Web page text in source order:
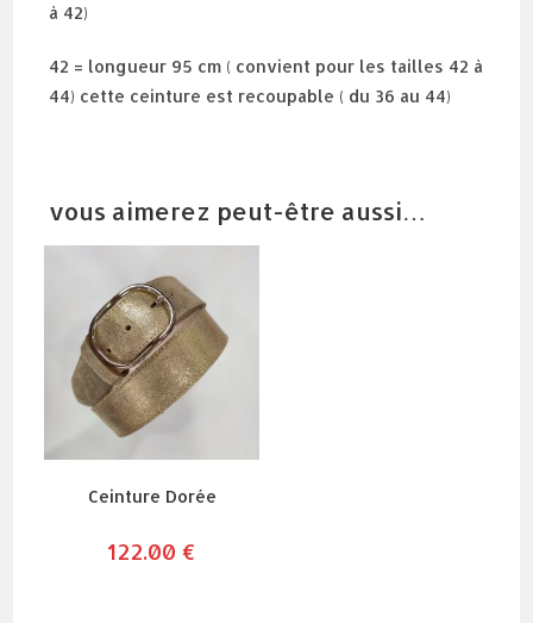
à 42)
42 = longueur 95 cm ( convient pour les tailles 42 à
44) cette ceinture est recoupable ( du 36 au 44)
vous aimerez peut-être aussi…
Ceinture Dorée
122.00€